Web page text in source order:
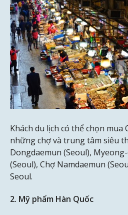
Khách du lịch có thể chọn mua
những chợ và trung tâm siêu
Dongdaemun (Seoul),
(Seoul), Chợ Namdaemun
Seoul.
2. Mỹ phẩm Hàn Quốc